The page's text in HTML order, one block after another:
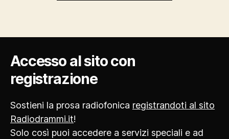
Gran
Italia”
Accesso al sito con
registrazione
Sostieni la prosa radiofonica registrandoti al sito
Radiodrammi.it!
Solo così puoi accedere a servizi speciali e ad